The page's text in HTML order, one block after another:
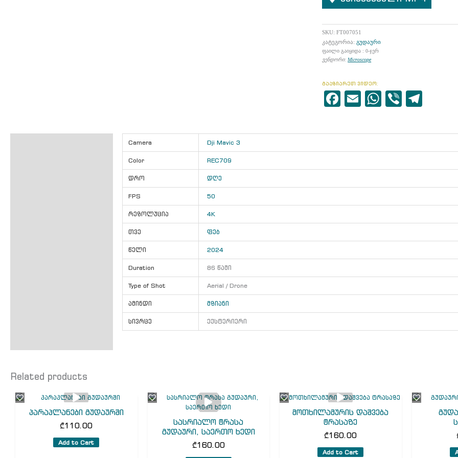
SKU:FT007051
კატეგორია:გუდაური
ფაილი გაიყიდა : 0-ჯერ
ვენდორი: Microscope
გააზიარეთ ვიდეო:
Facebook
EmailWhatsApp
Viber
Camera Dji Mavic 3
Color REC709
დრო დღე
FPS 50
რეზოლუცია 4K
თვე ფებ
წელი 2024
Duration 86 წამი
Type of Shot Aerial / Drone
ამინდი მზიანი
სივრცე ექსტერიერი
Related products
პარაპლანები გუდაურში
₾110.00
Add to Cart
სასრიალო ტრასა
გუდაური, საერთო ხედი
₾160.00
მოთხილამურის დაშვება
ტრასაზე
₾160.00
Add to Cart